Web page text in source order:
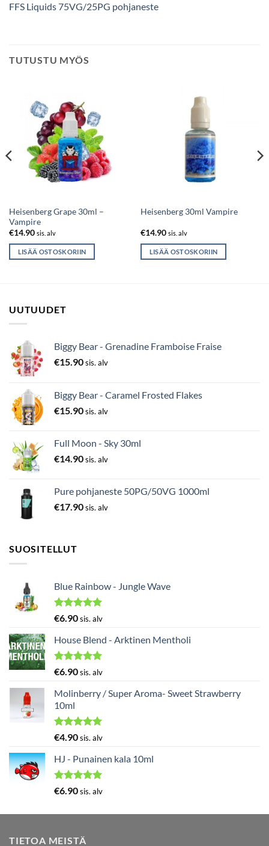
FFS Liquids 75VG/25PG pohjaneste
TUTUSTU MYÖS
Heisenberg Grape 30ml –
Vampire
€14.90 sis. alv
LISÄÄ OSTOSKORIIN
Heisenberg 30ml Vampire
€14.90 sis. alv
LISÄÄ OSTOSKORIIN
UUTUUDET
Biggy Bear - Grenadine Framboise Fraise
€15.90sis. alv
Biggy Bear - Caramel Frosted Flakes
€15.90sis. alv
Full Moon - Sky 30ml
€14.90sis. alv
Pure pohjaneste 50PG/50VG 1000ml
€17.90sis. alv
SUOSITELLUT
Blue Rainbow - Jungle Wave
Arvostelu
5.00
/ 5
€6.90sis. alv
House Blend - Arktinen Mentholi
Arvostelu
5.00/ 5
€6.90sis. alv
Molinberry / Super Aroma- Sweet Strawberry
10ml
Arvostelu
5.00
/ 5
€4.90sis. alv
HJ - Punainen kala 10ml
Arvostelu
€6.90sis. alv
TIETOA MEISTÄ